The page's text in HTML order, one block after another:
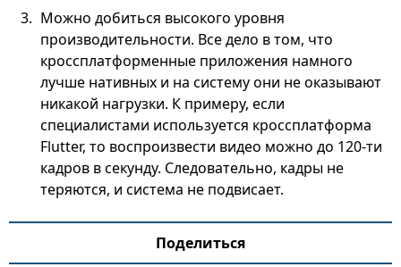
Можно добиться высокого уровня
производительности. Все дело в том, что
кроссплатформенные приложения намного
лучше нативных и на систему они не оказывают
никакой нагрузки. К примеру, если
специалистами используется кроссплатформа
Flutter, то воспроизвести видео можно до 120-ти
кадров в секунду. Следовательно, кадры не
теряются, и система не подвисает.
Поделиться